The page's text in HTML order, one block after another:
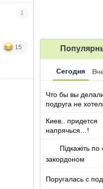
1
15
Сегодня
Что бы вы
подруга не
Киев.. придется
напрячься…!
Підкажіть
закордоном
Поругалась с